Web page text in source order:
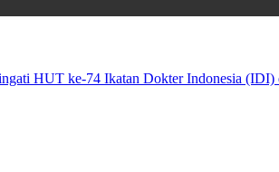
HUT ke-74 Ikatan Dokter Indonesia (IDI)